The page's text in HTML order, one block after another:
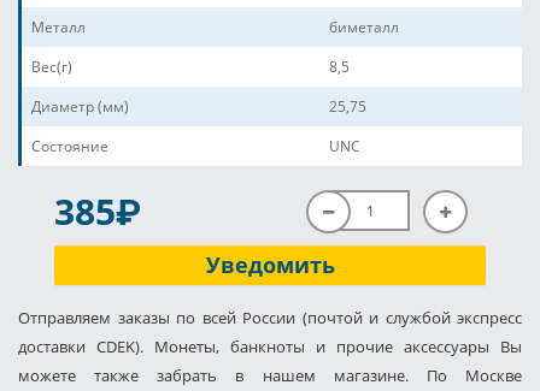
Металл
биметалл
Вес(г)
8,5
Диаметр (мм)
25,75
Состояние
UNC
385P
Уведомить
Отправляем заказы по всей России (почтой и службой экспресс
доставки CDEK). Монеты, банкноты и прочие аксессуары Вы
можете также забрать в нашем магазине. По Москве